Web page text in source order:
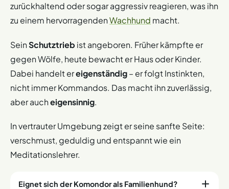
zurückhaltend oder sogar aggressiv reagieren, was ihn
zu einem hervorragendenWachhund macht.
SeinSchutztrieb ist angeboren. Früher kämpfte er
gegen Wölfe, heute bewacht er Haus oder Kinder.
Dabei handelt ereigenständig– er folgt Instinkten,
nicht immer Kommandos. Das macht ihn zuverlässig,
aber aucheigensinnig.
In vertrauter Umgebung zeigt er seine sanfte Seite:
verschmust, geduldig und entspannt wie ein
Meditationslehrer.
Eignet sich der Komondor als Familienhund?